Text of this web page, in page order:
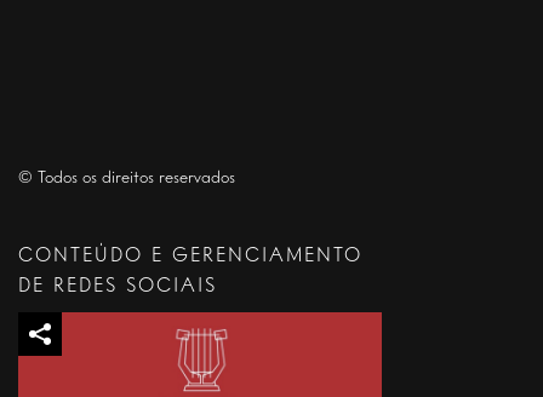
© Todos os direitos reservados
CONTEÚDO E GERENCIAMENTO
DE REDES SOCIAIS